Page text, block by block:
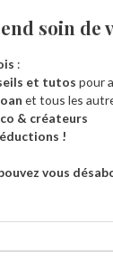
soin de
:
et tutos pour
et tous les
& créateurs
!
vous